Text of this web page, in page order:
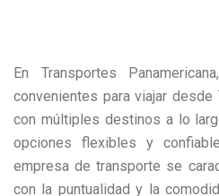
En Transportes
convenientes para viajar desde
con múltiples destinos a lo
opciones flexibles y
empresa de transporte se
con la puntualidad y la